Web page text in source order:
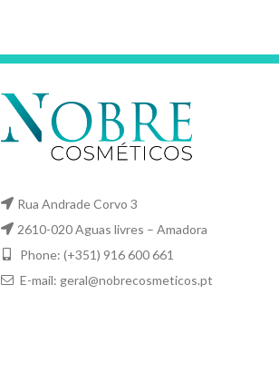
Rua Andrade Corvo 3
2610-020 Aguas livres – Amadora
Phone: (+351) 916 600 661
E-mail: geral@nobrecosmeticos.pt